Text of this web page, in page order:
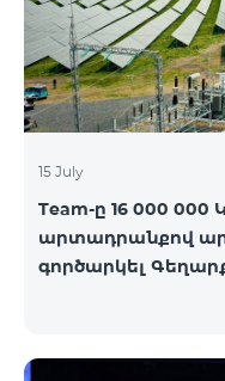
ԿՈՍՄՈ 3 7400 Մարզային 7400 3700
Մարզային 9900
15 July
Team-ը 16 000
արտադրանքով
գործարկել